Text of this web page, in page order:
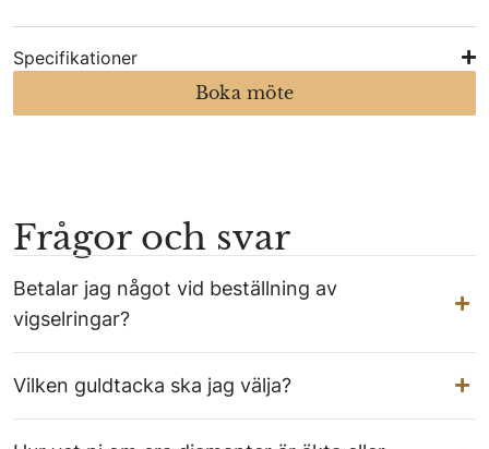
Specifikationer
Boka möte
Frågor och svar
Betalar jag något vid beställning av
vigselringar?
Vilken guldtacka ska jag välja?